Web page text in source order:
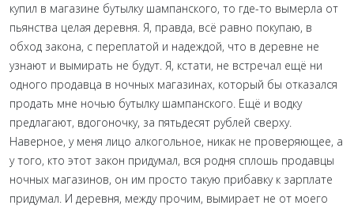
купил в магазине бутылку шампанского, то где-то вымерла от
пьянства целая деревня. Я, правда, всё равно покупаю, в
обход закона, с переплатой и надеждой, что в деревне не
узнают и вымирать не будут. Я, кстати, не встречал ещё ни
одного продавца в ночных магазинах, который бы отказался
продать мне ночью бутылку шампанского. Ещё и водку
предлагают, вдогоночку, за пятьдесят рублей сверху.
Наверное, у меня лицо алкогольное, никак не проверяющее, а
у того, кто этот закон придумал, вся родня сплошь продавцы
ночных магазинов, он им просто такую прибавку к зарплате
придумал. И деревня, между прочим, вымирает не от моего